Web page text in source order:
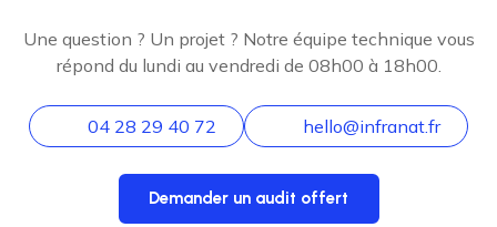
Une question ? Un projet ? Notre équipe technique vous
répond du lundi au vendredi de 08h00 à 18h00.
04 28 29 40 72 hello@infranat.fr
Demander un audit offert